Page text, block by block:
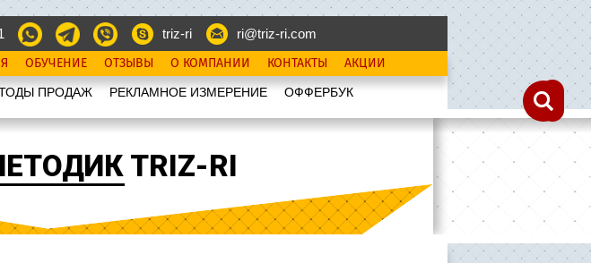
triz-ri ri@triz-ri.com
ОБУЧЕНИЕ ОТЗЫВЫ О КОМПАНИИ КОНТАКТЫ АКЦИИ
ПРОДАЖ РЕКЛАМНОЕ ИЗМЕРЕНИЕ OФФЕРБУК
TRIZ-RI